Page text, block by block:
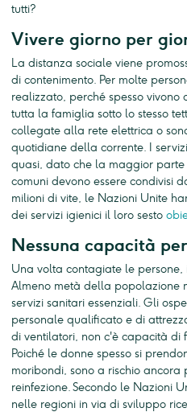
tutti?
Vivere giorno per
La distanza sociale viene
di contenimento. Per molte
realizzato, perché spesso vivono
tutta la famiglia sotto lo stesso
collegate alla rete elettrica o
quotidiane della corrente. I
quasi, dato che la maggior
comuni devono essere condivisi
milioni di vite, le Nazioni Unite
dei servizi igienici il loro sesto
Nessuna capacità
Una volta contagiate le
Almeno metà della popolazione
servizi sanitari essenziali. Gli
personale qualificato e di
di ventilatori, non c'è capacità di
Poiché le donne spesso si
moribondi, sono a rischio ancora
reinfezione. Secondo le Nazioni
nelle regioni in via di sviluppo